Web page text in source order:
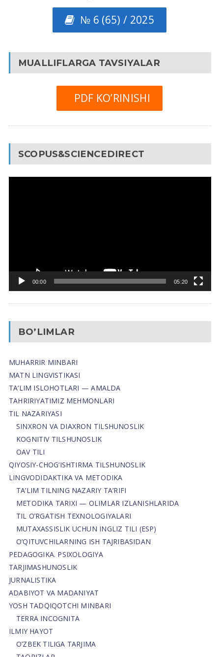
№ 6 (65) / 2025
MUALLIFLARGA TAVSIYALAR
PDF KO’RINISHI
SCOPUS&SCIENCEDIRECT
00:00 05:20
BO’LIMLAR
MUHARRIR MINBARI
MATN LINGVISTIKASI
TA’LIM ISLOHOTLARI — AMALDA
TAHRIRIYATIMIZ MEHMONLARI
TIL NAZARIYASI
SINXRON VA DIAXRON TILSHUNOSLIK
KOGNITIV TILSHUNOSLIK
OAV TILI
QIYOSIY-CHOG‘ISHTIRMA TILSHUNOSLIK
LINGVODIDAKTIKA VA METODIKA
TA’LIM TILNING NAZARIY TA’RIFI
METODIKA TARIXI — OLIMLAR IZLANISHLARIDA
TIL O’RGATISH TEXNOLOGIYALARI
MUTAXASSISLIK UCHUN INGLIZ TILI (ESP)
O’QITUVCHILARNING ISH TAJRIBASIDAN
PEDAGOGIKA. PSIXOLOGIYA
TARJIMASHUNOSLIK
JURNALISTIKA
ADABIYOT VA MADANIYAT
YOSH TADQIQOTCHI MINBARI
TERRA INCOGNITA
ILMIY HAYOT
O’ZBEK TILIGA TARJIMA